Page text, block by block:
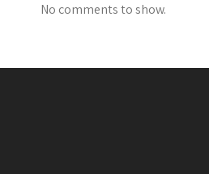
No comments to show.